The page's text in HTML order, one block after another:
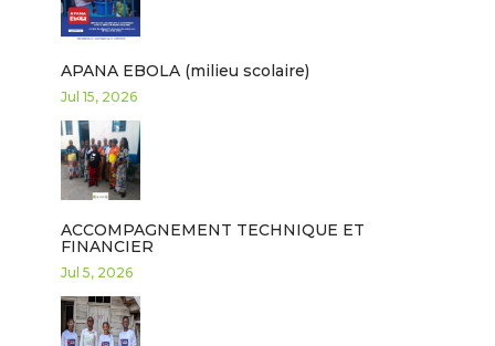
APANA EBOLA (milieu scolaire)
Jul 15, 2026
ACCOMPAGNEMENT TECHNIQUE ET
FINANCIER
Jul 5, 2026